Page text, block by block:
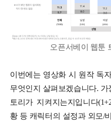
오픈서베이 웹툰
이번에는 영상화 시 원작 독
무엇인지 살펴보겠습니다.
토리가 지켜지는지입니다
황 등 캐릭터의 설정과 외모/